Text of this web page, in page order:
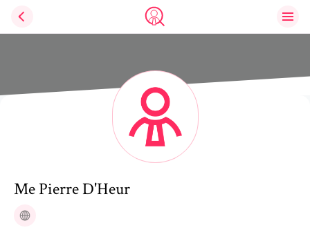
Trouve un avocat
MePierreD'Heur
Site web